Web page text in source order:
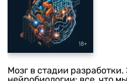
Мозг в стадии разработки.